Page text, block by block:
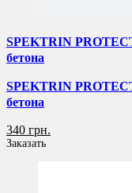
SPEKTRIN
бетона
SPEKTRIN
бетона
340 грн.
Заказать